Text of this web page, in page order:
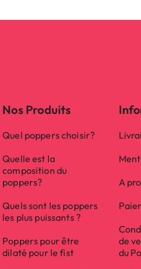
Nos Produits
Quel poppers choisir?
Quelle est la
composition du
poppers?
Quels sont les poppers
les plus puissants ?
Poppers pour être
dilaté pour le fist
A
de
du